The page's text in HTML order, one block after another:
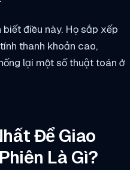
điều này. Họ sắp xếp
thanh khoản cao,
lại một số thuật toán ở
Để Giao
Là Gì?